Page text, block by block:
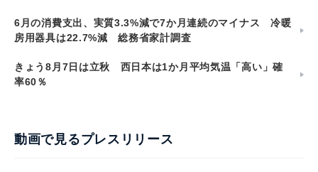
6月の消費支出、実質3.3%減で7か月連続のマイナス 冷暖
房用器具は22.7%減 総務省家計調査
きょう8月7日は立秋 西日本は1か月平均気温「高い」確
率60％
動画で見るプレスリリース